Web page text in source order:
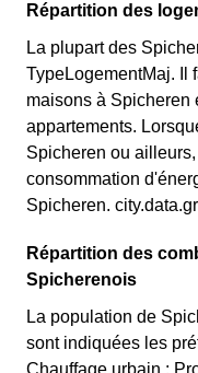
Répartition des
La plupart des
TypeLogementMaj. Il
maisons à Spicheren
appartements.
Spicheren ou
consommation
Spicheren.
Répartition des
Spicherenois
La population de
sont indiquées les
Chauffage urbain :